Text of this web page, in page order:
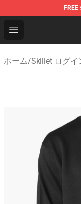
FREE
Open menu
Skillet Shop -
ホーム/Skillet ログイ